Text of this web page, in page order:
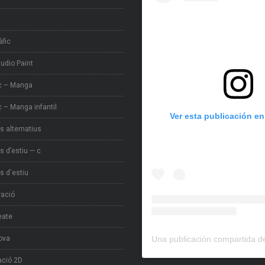
Paint
– Manga
– Manga infantil
alternatius
d’estiu — c
d'estiu
2D
Ver esta publicación